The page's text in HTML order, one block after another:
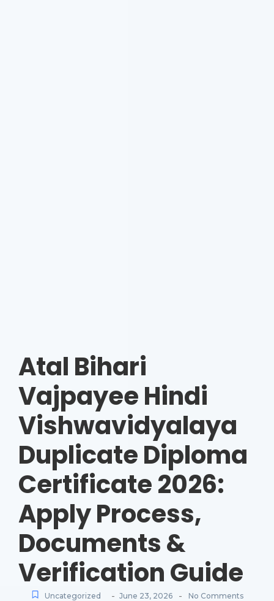
Atal Bihari
Vajpayee Hindi
Vishwavidyalaya
Duplicate Diploma
Certificate 2026:
Apply Process,
Documents &
Verification Guide
Uncategorized - June 23, 2026 - No Comments